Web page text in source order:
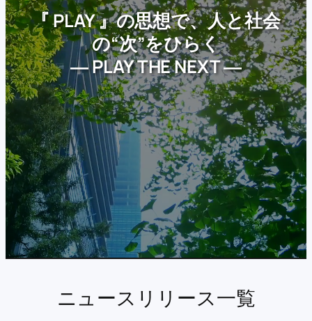
『 PLAY 』の思想で、人と社会
の“次”をひらく
― PLAY THE NEXT ―
ニュースリリース一覧